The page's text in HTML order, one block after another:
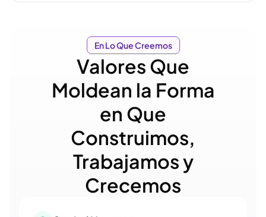
En Lo Que Creemos
Valores Que
Moldean la Forma
en Que
Construimos,
Trabajamos y
Crecemos